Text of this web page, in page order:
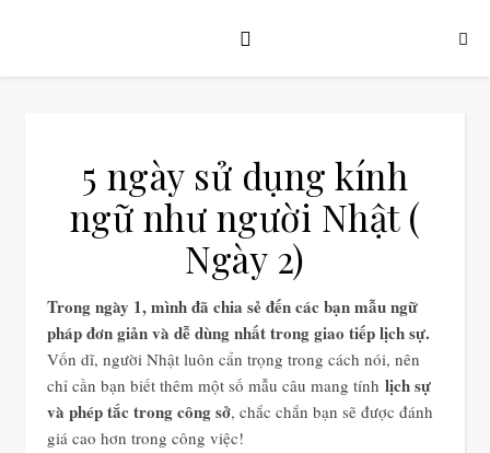
5 ngày sử dụng kính
ngữ như người Nhật (
Ngày 2)
Trong ngày 1, mình đã chia sẻ đến các bạn mẫu ngữ
pháp đơn giản và dễ dùng nhất trong giao tiếp lịch sự.
Vốn dĩ, người Nhật luôn cẩn trọng trong cách nói, nên
chỉ cần bạn biết thêm một số mẫu câu mang tính lịch sự
và phép tắc trong công sở, chắc chắn bạn sẽ được đánh
giá cao hơn trong công việc!